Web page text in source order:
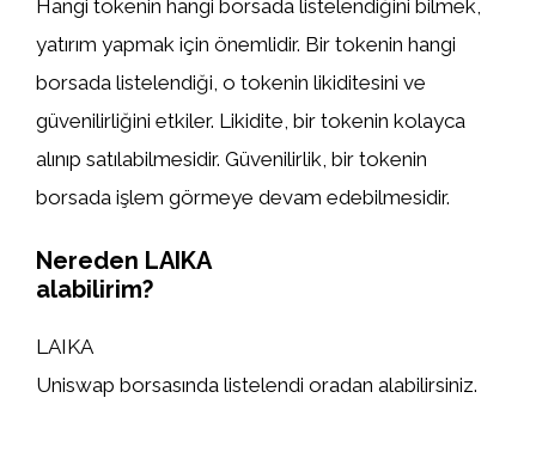
Hangi tokenin hangi borsada listelendiğini bilmek,
yatırım yapmak için önemlidir. Bir tokenin hangi
borsada listelendiği, o tokenin likiditesini ve
güvenilirliğini etkiler. Likidite, bir tokenin kolayca
alınıp satılabilmesidir. Güvenilirlik, bir tokenin
borsada işlem görmeye devam edebilmesidir.
Nereden LAIKA
alabilirim?
LAIKA
Uniswap borsasında listelendi oradan alabilirsiniz.